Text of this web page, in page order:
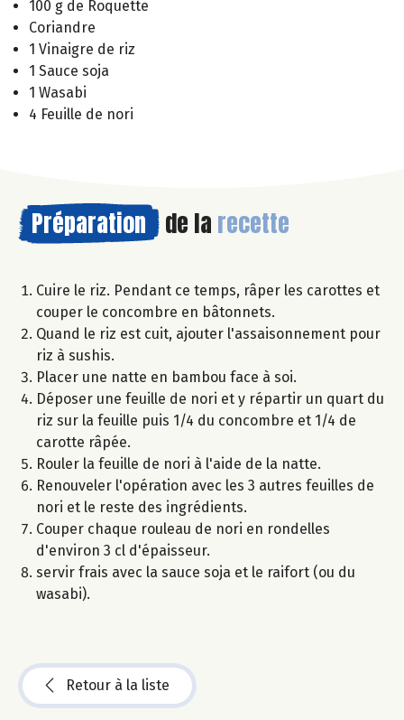
100 g de Roquette
Coriandre
1 Vinaigre de riz
1 Sauce soja
1 Wasabi
4 Feuille de nori
Préparation de la recette
Cuire le riz. Pendant ce temps, râper les carottes et
couper le concombre en bâtonnets.
Quand le riz est cuit, ajouter l'assaisonnement pour
riz à sushis.
Placer une natte en bambou face à soi.
Déposer une feuille de nori et y répartir un quart du
riz sur la feuille puis 1/4 du concombre et 1/4 de
carotte râpée.
Rouler la feuille de nori à l'aide de la natte.
Renouveler l'opération avec les 3 autres feuilles de
nori et le reste des ingrédients.
Couper chaque rouleau de nori en rondelles
d'environ 3 cl d'épaisseur.
servir frais avec la sauce soja et le raifort (ou du
wasabi).
Retour à la liste